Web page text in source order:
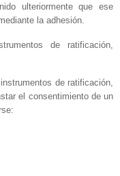
ulteriormente que ese
la adhesión.
de ratificación,
de ratificación,
el consentimiento de un